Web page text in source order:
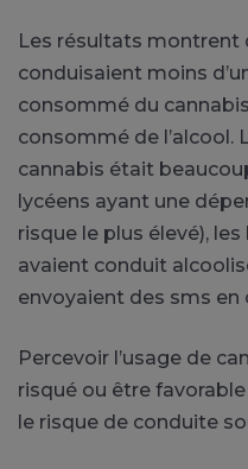
Les résultats montrent
conduisaient moins
consommé du
consommé de l’alcool.
cannabis était
lycéens ayant une
risque le plus élevé),
avaient conduit
envoyaient des sms en
Percevoir l’usage de
risqué ou être
le risque de conduite